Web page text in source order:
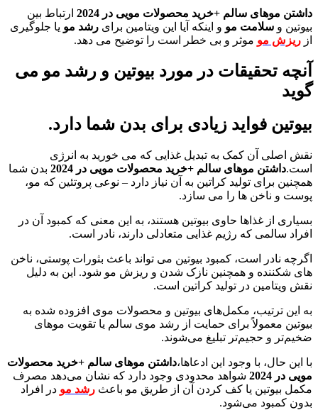
داشتن موهای سالم +خرید محصولات مویی در 2024
ارتباط بین
بیوتین و سلامت مو و اینکه آیا این ویتامین برای رشد مو یا جلوگیری
از ریزش مو موثر و بی خطر است را توضیح می دهد.
آنچه تحقیقات در مورد بیوتین و رشد مو می
گوید
بیوتین فواید زیادی برای بدن شما دارد.
نقش اصلی آن کمک به تبدیل غذایی که می خورید به انرژی
است.داشتن موهای سالم +خرید محصولات مویی در 2024
بدن شما
همچنین برای تولید کراتین به آن نیاز دارد – نوعی پروتئین که مو،
پوست و ناخن ها را می سازد.
بسیاری از غذاها حاوی بیوتین هستند، به این معنی که کمبود آن در
افراد سالمی که رژیم غذایی متعادلی دارند، نادر است.
اگرچه نادر است، کمبود بیوتین می تواند باعث بثورات پوستی، ناخن
های شکننده و همچنین نازک شدن و ریزش مو شود. این به دلیل
نقش ویتامین در تولید کراتین است.
به این ترتیب، مکمل‌های بیوتین و محصولات موی افزوده شده به
بیوتین معمولاً برای حمایت از رشد موی سالم یا تقویت موهای
ضخیم‌تر و حجیم‌تر تبلیغ می‌شوند.
با این حال، با وجود این ادعاها،داشتن موهای سالم +خرید محصولات
مویی در 2024
شواهد محدودی وجود دارد که نشان می‌دهد مصرف
مکمل بیوتین یا کف کردن آن از طریق مو باعث رشد مو در افراد
بدون کمبود می‌شود.